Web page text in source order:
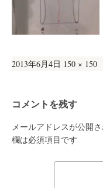
投
2013年6月4日 フ
イ
ズ
150 × 150
コメントを残す
メールアドレスが公開
欄は必須項目です